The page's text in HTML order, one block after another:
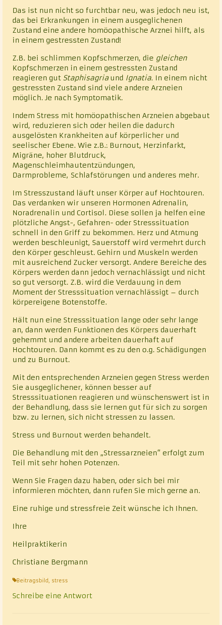
Das ist nun nicht so furchtbar neu, was jedoch neu ist,
das bei Erkrankungen in einem ausgeglichenen
Zustand eine andere homöopathische Arznei hilft, als
in einem gestressten Zustand!
Z.B. bei schlimmen Kopfschmerzen, die gleichen
Kopfschmerzen in einem gestressten Zustand
reagieren gut Staphisagriaund Ignatia. In einem nicht
gestressten Zustand sind viele andere Arzneien
möglich. Je nach Symptomatik.
Indem Stress mit homöopathischen Arzneien abgebaut
wird, reduzieren sich oder heilen die dadurch
ausgelösten Krankheiten auf körperlicher und
seelischer Ebene. Wie z.B.: Burnout, Herzinfarkt,
Migräne, hoher Blutdruck,
Magenschleimhautentzündungen,
Darmprobleme, Schlafstörungen und anderes mehr.
Im Stresszustand läuft unser Körper auf Hochtouren.
Das verdanken wir unseren Hormonen Adrenalin,
Noradrenalin und Cortisol. Diese sollen ja helfen eine
plötzliche Angst-, Gefahren- oder Stresssituation
schnell in den Griff zu bekommen. Herz und Atmung
werden beschleunigt, Sauerstoff wird vermehrt durch
den Körper geschleust. Gehirn und Muskeln werden
mit ausreichend Zucker versorgt. Andere Bereiche des
Körpers werden dann jedoch vernachlässigt und nicht
so gut versorgt. Z.B. wird die Verdauung in dem
Moment der Stresssituation vernachlässigt – durch
körpereigene Botenstoffe.
Hält nun eine Stresssituation lange oder sehr lange
an, dann werden Funktionen des Körpers dauerhaft
gehemmt und andere arbeiten dauerhaft auf
Hochtouren. Dann kommt es zu den o.g. Schädigungen
und zu Burnout.
Mit den entsprechenden Arzneien gegen Stress werden
Sie ausgeglichener, können besser auf
Stresssituationen reagieren und wünschenswert ist in
der Behandlung, dass sie lernen gut für sich zu sorgen
bzw. zu lernen, sich nicht stressen zu lassen.
Stress und Burnout werden behandelt.
Die Behandlung mit den „Stressarzneien“ erfolgt zum
Teil mit sehr hohen Potenzen.
Wenn Sie Fragen dazu haben, oder sich bei mir
informieren möchten, dann rufen Sie mich gerne an.
Eine ruhige und stressfreie Zeit wünsche ich Ihnen.
Ihre
Heilpraktikerin
Christiane Bergmann
Beitragsbild, stress
Schreibe eine Antwort